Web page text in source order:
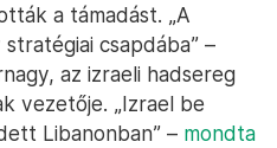
a támadást. „A
csapdába” –
az izraeli hadsereg
vezetője. „Izrael be
Libanonban” – mondta